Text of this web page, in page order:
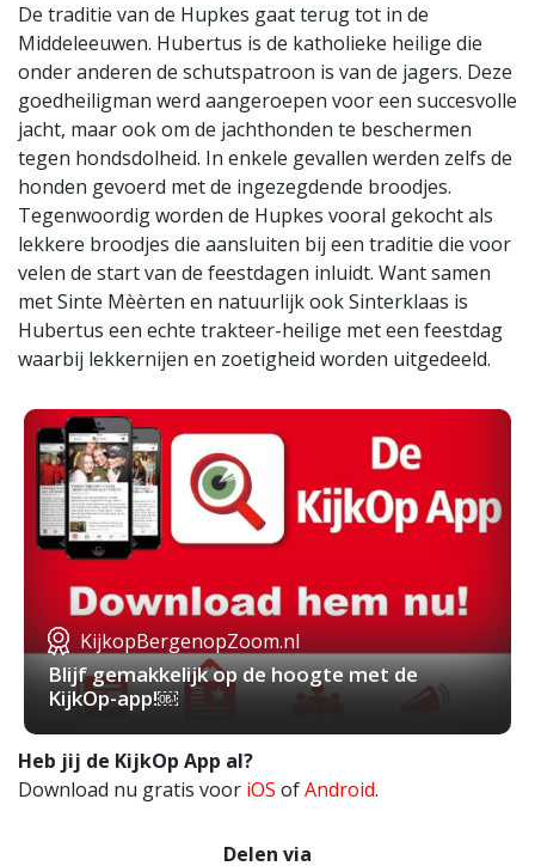
De traditie van de Hupkes gaat terug tot in de
Middeleeuwen. Hubertus is de katholieke heilige die
onder anderen de schutspatroon is van de jagers. Deze
goedheiligman werd aangeroepen voor een succesvolle
jacht, maar ook om de jachthonden te beschermen
tegen hondsdolheid. In enkele gevallen werden zelfs de
honden gevoerd met de ingezegdende broodjes.
Tegenwoordig worden de Hupkes vooral gekocht als
lekkere broodjes die aansluiten bij een traditie die voor
velen de start van de feestdagen inluidt. Want samen
met Sinte Mèèrten en natuurlijk ook Sinterklaas is
Hubertus een echte trakteer-heilige met een feestdag
waarbij lekkernijen en zoetigheid worden uitgedeeld.
KijkopBergenopZoom.nl
Blijf gemakkelijk op de hoogte met de
KijkOp-app!￼
Heb jij de KijkOp App al?
Download nu gratis voor iOS ofAndroid.
Delen via